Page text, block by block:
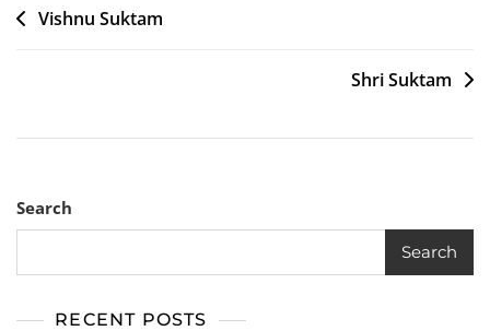
Post
Vishnu Suktam
Shri Suktam
Search
Search
RECENT POSTS